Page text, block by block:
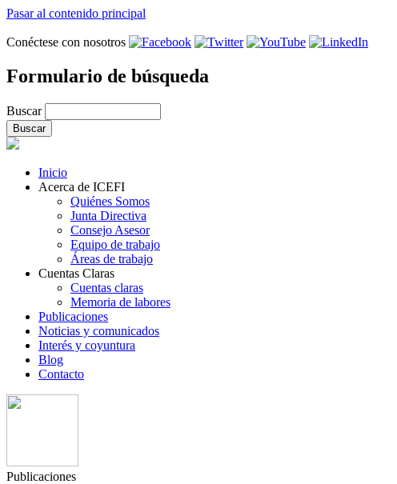
Pasar al contenido principal
Conéctese con nosotros
Formulario de búsqueda
Buscar
Inicio
Acerca de ICEFI
Quiénes Somos
Junta Directiva
Consejo Asesor
Equipo de trabajo
Áreas de trabajo
Cuentas Claras
Cuentas claras
Memoria de labores
Publicaciones
Noticias y comunicados
Interés y coyuntura
Blog
Contacto
Publicaciones